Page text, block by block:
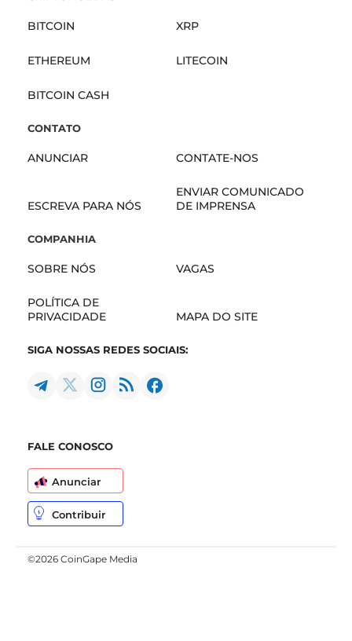
BITCOIN XRP
ETHEREUM LITECOIN
BITCOIN CASH
CONTATO
ANUNCIAR CONTATE-NOS
ESCREVA PARA NÓS
ENVIAR COMUNICADO
DE IMPRENSA
COMPANHIA
SOBRE NÓS VAGAS
POLÍTICA DE
PRIVACIDADE
MAPA DO SITE
SIGA NOSSAS REDES SOCIAIS:
FALE CONOSCO
Anunciar
Contribuir
©2026 CoinGape Media